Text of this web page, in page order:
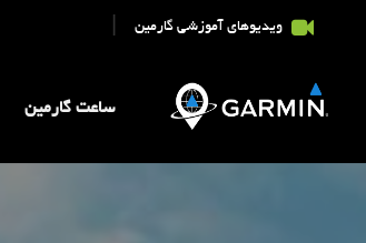
ویدیوهای آموزشی گارمین
ساعت گارمین